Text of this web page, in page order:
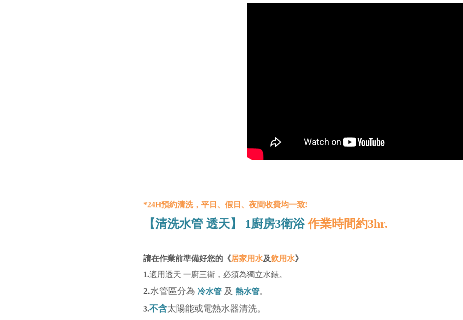
*24H預約清洗，平日、假日、夜間收費均一致!
【清洗水管 透天】 1廚房3衛浴作業時間約3hr.
請在作業前準備好您的《居家用水及飲用水》
1.適用透天 一廚三衛，必須為獨立水錶。
2.水管區分為 冷水管 及 熱水管。
3.不含太陽能或電熱水器清洗。